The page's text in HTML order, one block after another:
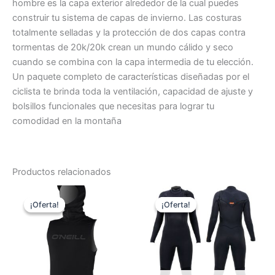
hombre es la capa exterior alrededor de la cual puedes
construir tu sistema de capas de invierno. Las costuras
totalmente selladas y la protección de dos capas contra
tormentas de 20k/20k crean un mundo cálido y seco
cuando se combina con la capa intermedia de tu elección.
Un paquete completo de características diseñadas por el
ciclista te brinda toda la ventilación, capacidad de ajuste y
bolsillos funcionales que necesitas para lograr tu
comodidad en la montaña
Productos relacionados
¡Oferta!
¡Oferta!
precio
original
era:
65,00 €.
El
precio
actual
46,00 €.
producto
múltiples
variantes.
¡Oferta!
¡Oferta!
El
precio
original
era:
380,00 €.
El
precio
actual
es:
259,00 €.